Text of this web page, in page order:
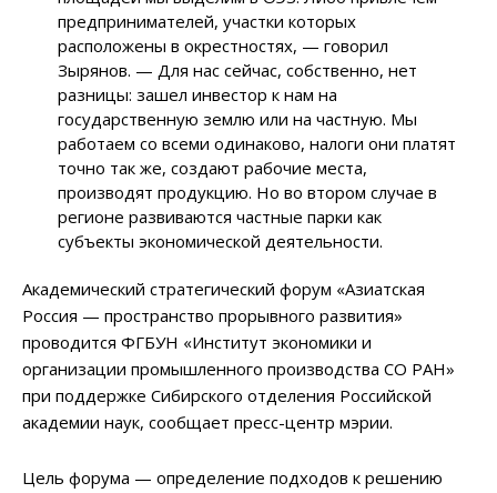
предпринимателей, участки которых
расположены в окрестностях, — говорил
Зырянов. — Для нас сейчас, собственно, нет
разницы: зашел инвестор к нам на
государственную землю или на частную. Мы
работаем со всеми одинаково, налоги они платят
точно так же, создают рабочие места,
производят продукцию. Но во втором случае в
регионе развиваются частные парки как
субъекты экономической деятельности.
Академический стратегический форум «Азиатская
Россия — пространство прорывного развития»
проводится ФГБУН «Институт экономики и
организации промышленного производства СО РАН»
при поддержке Сибирского отделения Российской
академии наук, сообщает пресс-центр мэрии.
Цель форума — определение подходов к решению